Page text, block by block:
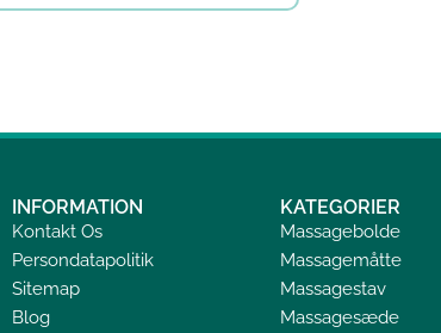
INFORMATION
Kontakt Os
Persondatapolitik
Sitemap
Blog
KATEGORIER
Massagebolde
Massagemåtte
Massagestav
Massagesæde